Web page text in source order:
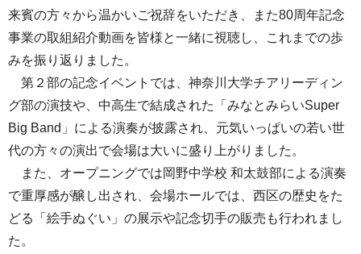
来賓の方々から温かいご祝辞をいただき、また80周年記念
事業の取組紹介動画を皆様と一緒に視聴し、これまでの歩
みを振り返りました。
第２部の記念イベントでは、神奈川大学チアリーディン
グ部の演技や、中高生で結成された「みなとみらいSuper
Big Band」による演奏が披露され、元気いっぱいの若い世
代の方々の演出で会場は大いに盛り上がりました。
また、オープニングでは岡野中学校 和太鼓部による演奏
で重厚感が醸し出され、会場ホールでは、西区の歴史をた
どる「絵手ぬぐい」の展示や記念切手の販売も行われまし
た。